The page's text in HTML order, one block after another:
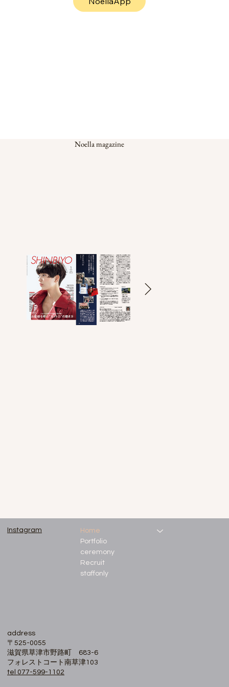
Noella magazine
Instagram
Home
Portfolio
ceremony
Recruit
staffonly
address
〒525-0055
滋賀県草津市野路町 683-6
フォレストコート南草津103
tel 077-599-1102